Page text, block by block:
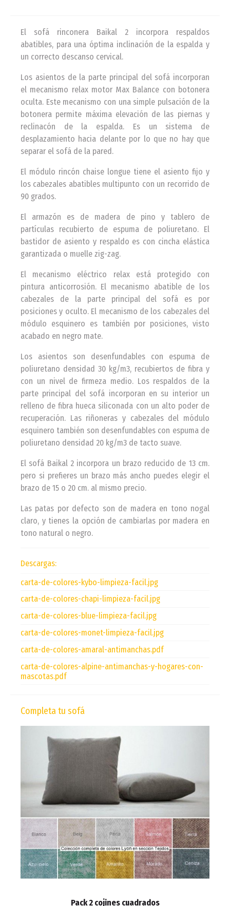
El sofá rinconera Baikal 2 incorpora respaldos
abatibles, para una óptima inclinación de la espalda y
un correcto descanso cervical.
Los asientos de la parte principal del sofá incorporan
el mecanismo relax motor Max Balance con botonera
oculta. Este mecanismo con una simple pulsación de la
botonera permite máxima elevación de las piernas y
reclinacón de la espalda. Es un sistema de
desplazamiento hacia delante por lo que no hay que
separar el sofá de la pared.
El módulo rincón chaise longue tiene el asiento fijo y
los cabezales abatibles multipunto con un recorrido de
90 grados.
El armazón es de madera de pino y tablero de
partículas recubierto de espuma de poliuretano. El
bastidor de asiento y respaldo es con cincha elástica
garantizada o muelle zig-zag.
El mecanismo eléctrico relax está protegido con
pintura anticorrosión. El mecanismo abatible de los
cabezales de la parte principal del sofá es por
posiciones y oculto. El mecanismo de los cabezales del
módulo esquinero es también por posiciones, visto
acabado en negro mate.
Los asientos son desenfundables con espuma de
poliuretano densidad 30 kg/m3, recubiertos de fibra y
con un nivel de firmeza medio. Los respaldos de la
parte principal del sofá incorporan en su interior un
relleno de fibra hueca siliconada con un alto poder de
recuperación. Las riñoneras y cabezales del módulo
esquinero también son desenfundables con espuma de
poliuretano densidad 20 kg/m3 de tacto suave.
El sofá Baikal 2 incorpora un brazo reducido de 13 cm.
pero si prefieres un brazo más ancho puedes elegir el
brazo de 15 o 20 cm. al mismo precio.
Las patas por defecto son de madera en tono nogal
claro, y tienes la opción de cambiarlas por madera en
tono natural o negro.
Descargas:
carta-de-colores-kybo-limpieza-facil.jpg
carta-de-colores-chapi-limpieza-facil.jpg
carta-de-colores-blue-limpieza-facil.jpg
carta-de-colores-monet-limpieza-facil.jpg
carta-de-colores-amaral-antimanchas.pdf
carta-de-colores-alpine-antimanchas-y-hogares-con-
mascotas.pdf
Completa tu sofá
Pack 2 cojines cuadrados